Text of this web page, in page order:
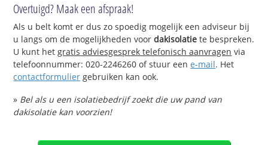
Overtuigd? Maak een afspraak!
Als u belt komt er dus zo spoedig mogelijk een adviseur bij
u langs om de mogelijkheden voordakisolatie te bespreken.
U kunt hetgratis adviesgesprek telefonisch aanvragen via
telefoonnummer: 020-2246260 of stuur eene-mail. Het
contactformulier gebruiken kan ook.
» Bel als u een isolatiebedrijf zoekt die uw pand van
dakisolatie kan voorzien!